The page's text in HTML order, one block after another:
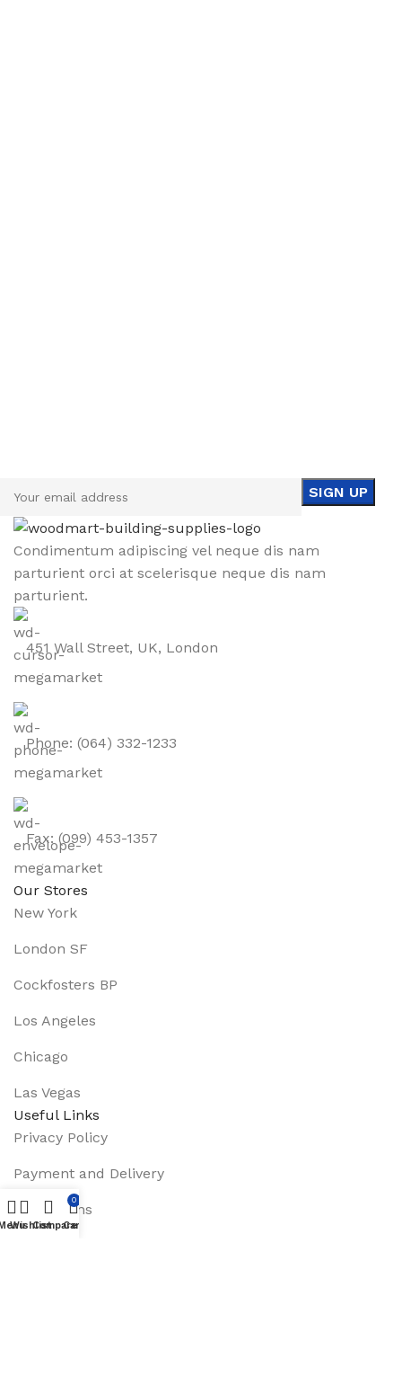
Condimentum adipiscing vel neque dis nam
parturient orci at scelerisque neque dis nam
parturient.
451 Wall Street, UK, London
Phone: (064) 332-1233
Fax: (099) 453-1357
Our Stores
New York
London SF
Cockfosters BP
Los Angeles
Chicago
Las Vegas
Useful Links
Privacy Policy
Payment and Delivery
Promotions
WishlistCompare
0
Cart